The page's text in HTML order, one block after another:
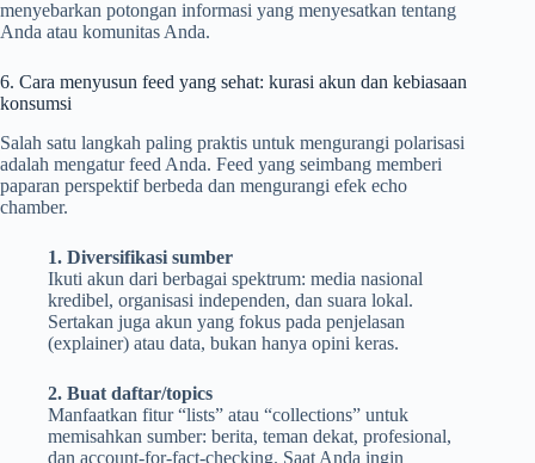
menyebarkan potongan informasi yang menyesatkan tentang
Anda atau komunitas Anda.
6. Cara menyusun feed yang sehat: kurasi akun dan kebiasaan
konsumsi
Salah satu langkah paling praktis untuk mengurangi polarisasi
adalah mengatur feed Anda. Feed yang seimbang memberi
paparan perspektif berbeda dan mengurangi efek echo
chamber.
1. Diversifikasi sumber
Ikuti akun dari berbagai spektrum: media nasional
kredibel, organisasi independen, dan suara lokal.
Sertakan juga akun yang fokus pada penjelasan
(explainer) atau data, bukan hanya opini keras.
2. Buat daftar/topics
Manfaatkan fitur “lists” atau “collections” untuk
memisahkan sumber: berita, teman dekat, profesional,
dan account-for-fact-checking. Saat Anda ingin